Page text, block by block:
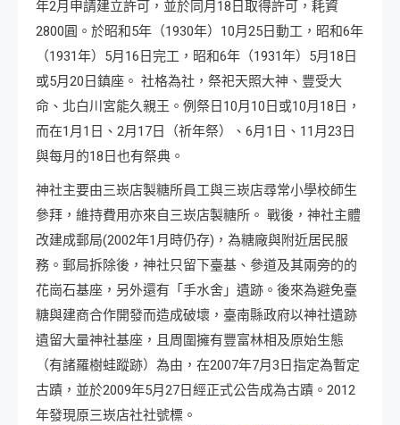
年2月申請建立許可，並於同月18日取得許可，耗資
2800圓。於昭和5年（1930年）10月25日動工，昭和6年
（1931年）5月16日完工 ，昭和6年（1931年）5月18日
或5月20日鎮座。 社格為社，祭祀天照大神、豐受大
命、北白川宮能久親王 。例祭日10月10日 或10月18日，
而在1月1日、2月17日（祈年祭）、6月1日、11月23日
與每月的18日也有祭典。
神社主要由三崁店製糖所員工與三崁店尋常小學校師生
參拜 ，維持費用亦來自三崁店製糖所 。 戰後，神社主體
改建成郵局(2002年1月時仍存)，為糖廠與附近居民服
務。郵局拆除後，神社只留下臺基、參道及其兩旁的的
花崗石基座，另外還有「手水舍」遺跡 。後來為避免臺
糖與建商合作開發而造成破壞，臺南縣政府以神社遺跡
遺留大量神社基座，且周圍擁有豐富林相及原始生態
（有諸羅樹蛙蹤跡）為由，在2007年7月3日指定為暫定
古蹟，並於2009年5月27日經正式公告成為古蹟 。2012
年發現原三崁店社社號標。